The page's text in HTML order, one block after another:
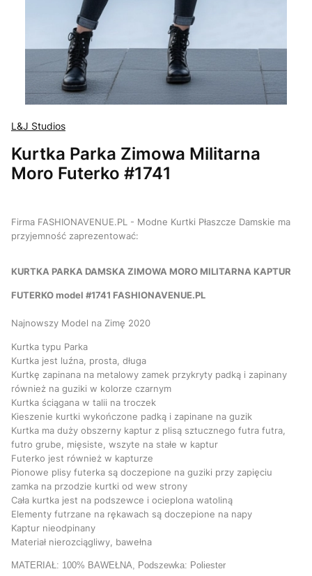
L&J Studios
Kurtka Parka Zimowa Militarna
Moro Futerko #1741
Firma FASHIONAVENUE.PL - Modne Kurtki Płaszcze Damskie ma
przyjemność zaprezentować:
KURTKA PARKA DAMSKA ZIMOWA MORO MILITARNA KAPTUR
FUTERKO model #1741 FASHIONAVENUE.PL
Najnowszy Model na Zimę 2020
Kurtka typu Parka
Kurtka jest luźna, prosta, długa
Kurtkę zapinana na metalowy zamek przykryty padką i zapinany
również na guziki w kolorze czarnym
Kurtka ściągana w talii na troczek
Kieszenie kurtki wykończone padką i zapinane na guzik
Kurtka ma duży obszerny kaptur z plisą sztucznego futra futra,
futro grube, mięsiste, wszyte na stałe w kaptur
Futerko jest również w kapturze
Pionowe plisy futerka są doczepione na guziki przy zapięciu
zamka na przodzie kurtki od wew strony
Cała kurtka jest na podszewce i ocieplona watoliną
Elementy futrzane na rękawach są doczepione na napy
Kaptur nieodpinany
Materiał nierozciągliwy, bawełna
MATERIAŁ: 100% BAWEŁNA, Podszewka: Poliester